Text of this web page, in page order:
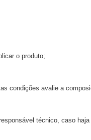
o produto;
condições avalie a
técnico, caso